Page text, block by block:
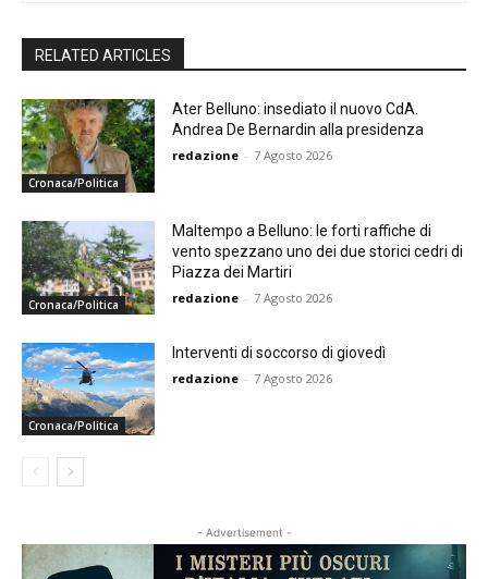
RELATED ARTICLES
Cronaca/Politica
Ater Belluno: insediato il nuovo CdA.
Andrea De Bernardin alla presidenza
redazione - 7 Agosto 2026
Cronaca/Politica
Maltempo a Belluno: le forti raffiche di
vento spezzano uno dei due storici cedri di
Piazza dei Martiri
redazione - 7 Agosto 2026
Cronaca/Politica
Interventi di soccorso di giovedì
redazione - 7 Agosto 2026
- Advertisement -